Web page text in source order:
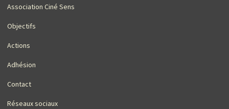
Association Ciné Sens
Objectifs
Actions
Adhésion
Contact
Réseaux sociaux